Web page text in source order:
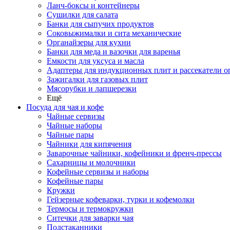
Ланч-боксы и контейнеры
Сушилки для салата
Банки для сыпучих продуктов
Соковыжималки и сита механические
Органайзеры для кухни
Банки для меда и вазочки для варенья
Емкости для уксуса и масла
Адаптеры для индукционных плит и рассекатели
Зажигалки для газовых плит
Мясорубки и лапшерезки
Ещё
Посуда для чая и кофе
Чайные сервизы
Чайные наборы
Чайные пары
Чайники для кипячения
Заварочные чайники, кофейники и френч-прессы
Сахарницы и молочники
Кофейные сервизы и наборы
Кофейные пары
Кружки
Гейзерные кофеварки, турки и кофемолки
Термосы и термокружки
Ситечки для заварки чая
Подстаканники